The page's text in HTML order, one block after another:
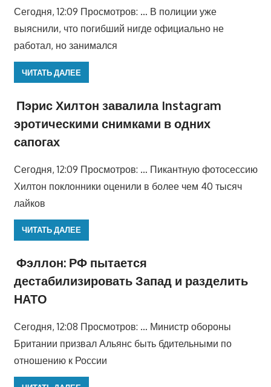
Сегодня, 12:09 Просмотров: … В полиции уже
выяснили, что погибший нигде официально не
работал, но занимался
ЧИТАТЬ ДАЛЕЕ
Пэрис Хилтон завалила Instagram
эротическими снимками в одних
сапогах
Сегодня, 12:09 Просмотров: … Пикантную фотосессию
Хилтон поклонники оценили в более чем 40 тысяч
лайков
ЧИТАТЬ ДАЛЕЕ
Фэллон: РФ пытается
дестабилизировать Запад и разделить
НАТО
Сегодня, 12:08 Просмотров: … Министр обороны
Британии призвал Альянс быть бдительными по
отношению к России